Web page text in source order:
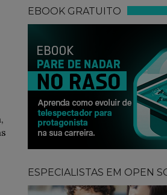
EBOOK GRATUITO
ESPECIALISTAS EM OPEN